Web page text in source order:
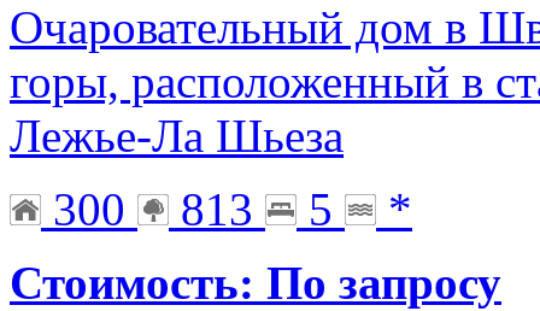
Очаровательный дом в
горы, расположенный в
Лежье-Ла Шьеза
300
813 5
*
Стоимость: По запросу